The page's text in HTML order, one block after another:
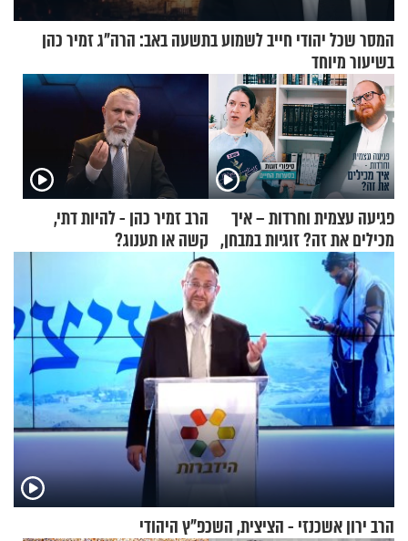
המסר שכל יהודי חייב לשמוע בתשעה באב: הרה"ג זמיר כהן
בשיעור מיוחד
פגיעה עצמית וחרדות – איך
מכילים את זה? זוגיות במבחן,
הפעם עם יהודית ואלתר כהן
הרב זמיר כהן - להיות דתי,
קשה או תענוג?
הרב ירון אשכנזי - הציצית, השכפ"ץ היהודי